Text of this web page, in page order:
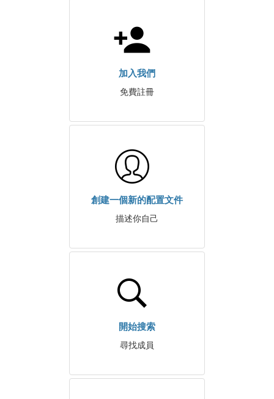
加入我們
免費註冊
創建一個新的配置文件
描述你自己
開始搜索
尋找成員